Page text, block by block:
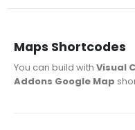
Maps Shortcodes
You can build with Visual
Addons Google Map